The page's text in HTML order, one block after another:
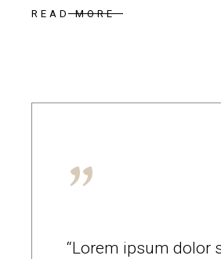
READ MORE
“Lorem ipsum dolor